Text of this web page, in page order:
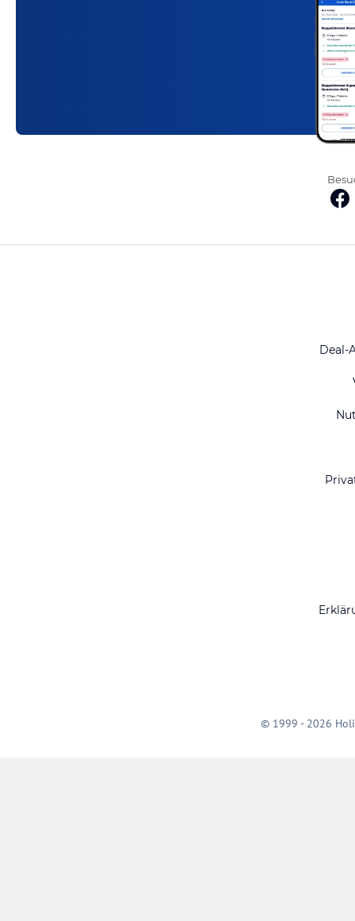
Deal-
© 1999 - 2026